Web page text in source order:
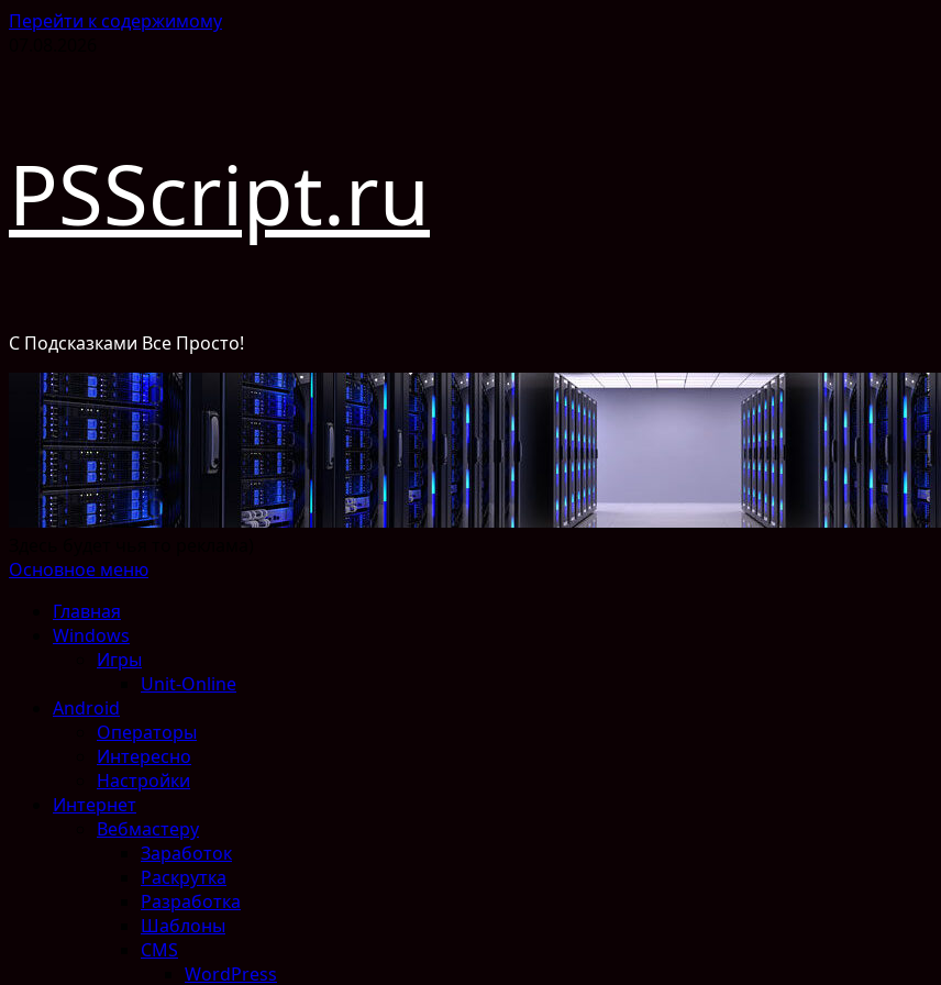
Перейти к содержимому
PSScript.ru
С Подсказками Все Просто!
Основное меню
Главная
Windows
Игры
Unit-Online
Android
Операторы
Интересно
Настройки
Интернет
Вебмастеру
Заработок
Раскрутка
Разработка
Шаблоны
CMS
WordPress